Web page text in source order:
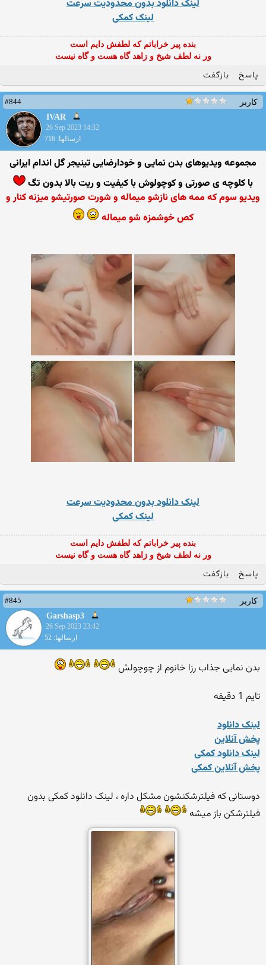
لینک دانلود بدون محدودیت سرعت
لینک کمکی
بنده پیر خراباتم که لطفش دایم است
ور نه لطف شیخ و زاهد گاه هست و گاه نیست
پاسخ بازگفت
کاربر
#844
IVAR
26 Sep 2023 14:32
ارسالها: 716
مجموعه ویدیوهای بدن نمایی و خودارضایی تینیجر گل اندام ایرانی
با کلوچه ی صورتی و کوچولوش با کیفیت و ریت بالا بدون تگ
ویدیو سوم که ممه های نازشو میماله و شورت صورتیشو میزنه کنار و
کص خوشمزه شو میماله
لینک دانلود بدون محدودیت سرعت
لینک کمکی
بنده پیر خراباتم که لطفش دایم است
ور نه لطف شیخ و زاهد گاه هست و گاه نیست
پاسخ بازگفت
کاربر
#845
Garshasp3
26 Sep 2023 23:42
ارسالها: 52
بدن نمایی جذاب رزا خانوم از چوچولش
تایم 1 دقیقه
لینک دانلود
پخش آنلاین
لینک دانلود کمکی
پخش آنلاین کمکی
دوستانی که فیلترشکنشون مشکل داره ، لینک دانلود کمکی بدون
فیلترشکن باز میشه